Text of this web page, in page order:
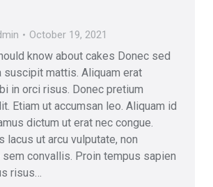
October 19, 2021
know about cakes Donec sed
suscipit mattis. Aliquam erat
in orci risus. Donec pretium
Etiam ut accumsan leo. Aliquam id
dictum ut erat nec congue.
lacus ut arcu vulputate, non
convallis. Proin tempus sapien
risus…